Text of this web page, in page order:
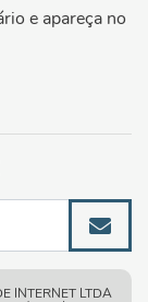
e apareça no
INTERNET LTDA